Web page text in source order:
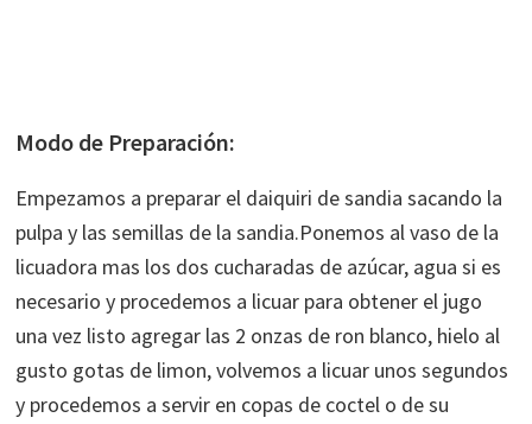
Modo de Preparación:
Empezamos a preparar el daiquiri de sandia sacando la
pulpa y las semillas de la sandia.Ponemos al vaso de la
licuadora mas los dos cucharadas de azúcar, agua si es
necesario y procedemos a licuar para obtener el jugo
una vez listo agregar las 2 onzas de ron blanco, hielo al
gusto gotas de limon, volvemos a licuar unos segundos
y procedemos a servir en copas de coctel o de su